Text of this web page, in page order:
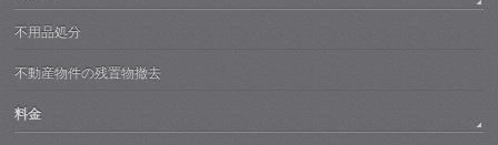
不用品処分
不動産物件の残置物撤去
料金